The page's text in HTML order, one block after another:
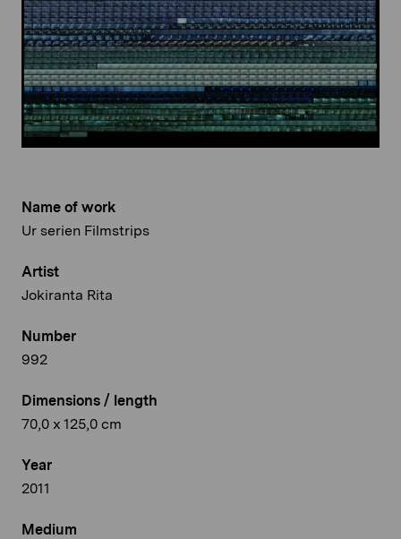
Name of work
Ur serien Filmstrips
Artist
Jokiranta Rita
Number
992
Dimensions / length
70,0 x 125,0 cm
Year
2011
Medium